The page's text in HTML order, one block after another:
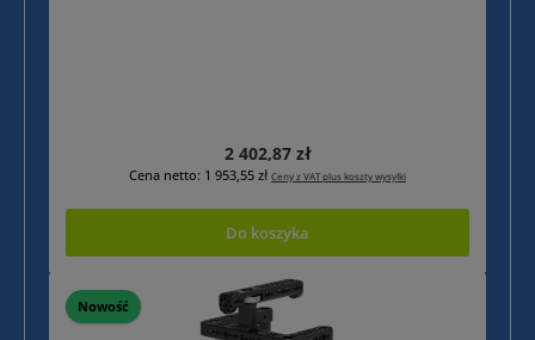
Cena regularna:
2 402,87 zł
Cena netto: 1 953,55 zł Ceny z VAT plus koszty wysyłki
Do koszyka
Nowość